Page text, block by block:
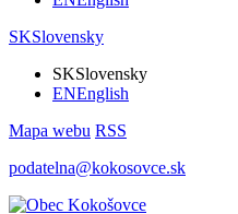
SKSlovensky
SKSlovensky
ENEnglish
Mapa webu RSS
podatelna@kokosovce.sk